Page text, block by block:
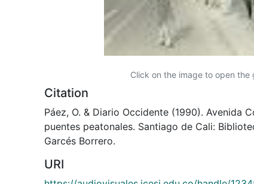
Click on the image to open the
Citation
Páez, O. & Diario Occidente (1990). Avenida
puentes peatonales. Santiago de Cali:
Garcés Borrero.
URI